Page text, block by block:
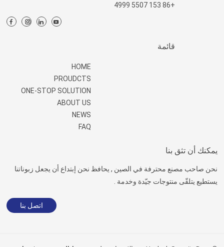
+86 153 5507 4999
قائمة
HOME
PROUDCTS
ONE-STOP SOLUTION
ABOUT US
NEWS
FAQ
يمكنك أن تثق بنا
نحن صاحب مصنع محترفة في الصين , يحافظ نحن إبتداع أن يجعل زبوناتنا
يستطيع يتلقّى منتوجات جيّدة وخدمة .
اتصل بنا